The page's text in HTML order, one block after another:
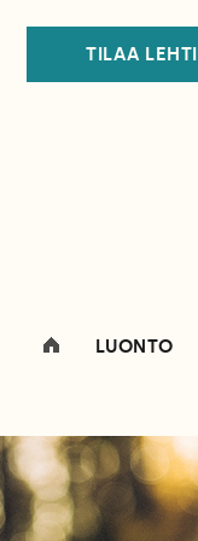
TILAA LEHTI
LUONTO